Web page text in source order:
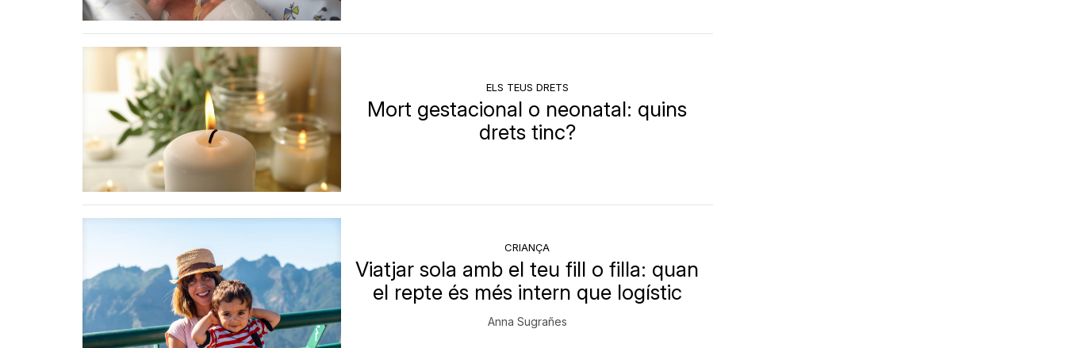
ELS TEUS DRETS
Mort gestacional o neonatal: quins
drets tinc?
CRIANÇA
Viatjar sola amb el teu fill o filla: quan
el repte és més intern que logístic
Anna Sugrañes